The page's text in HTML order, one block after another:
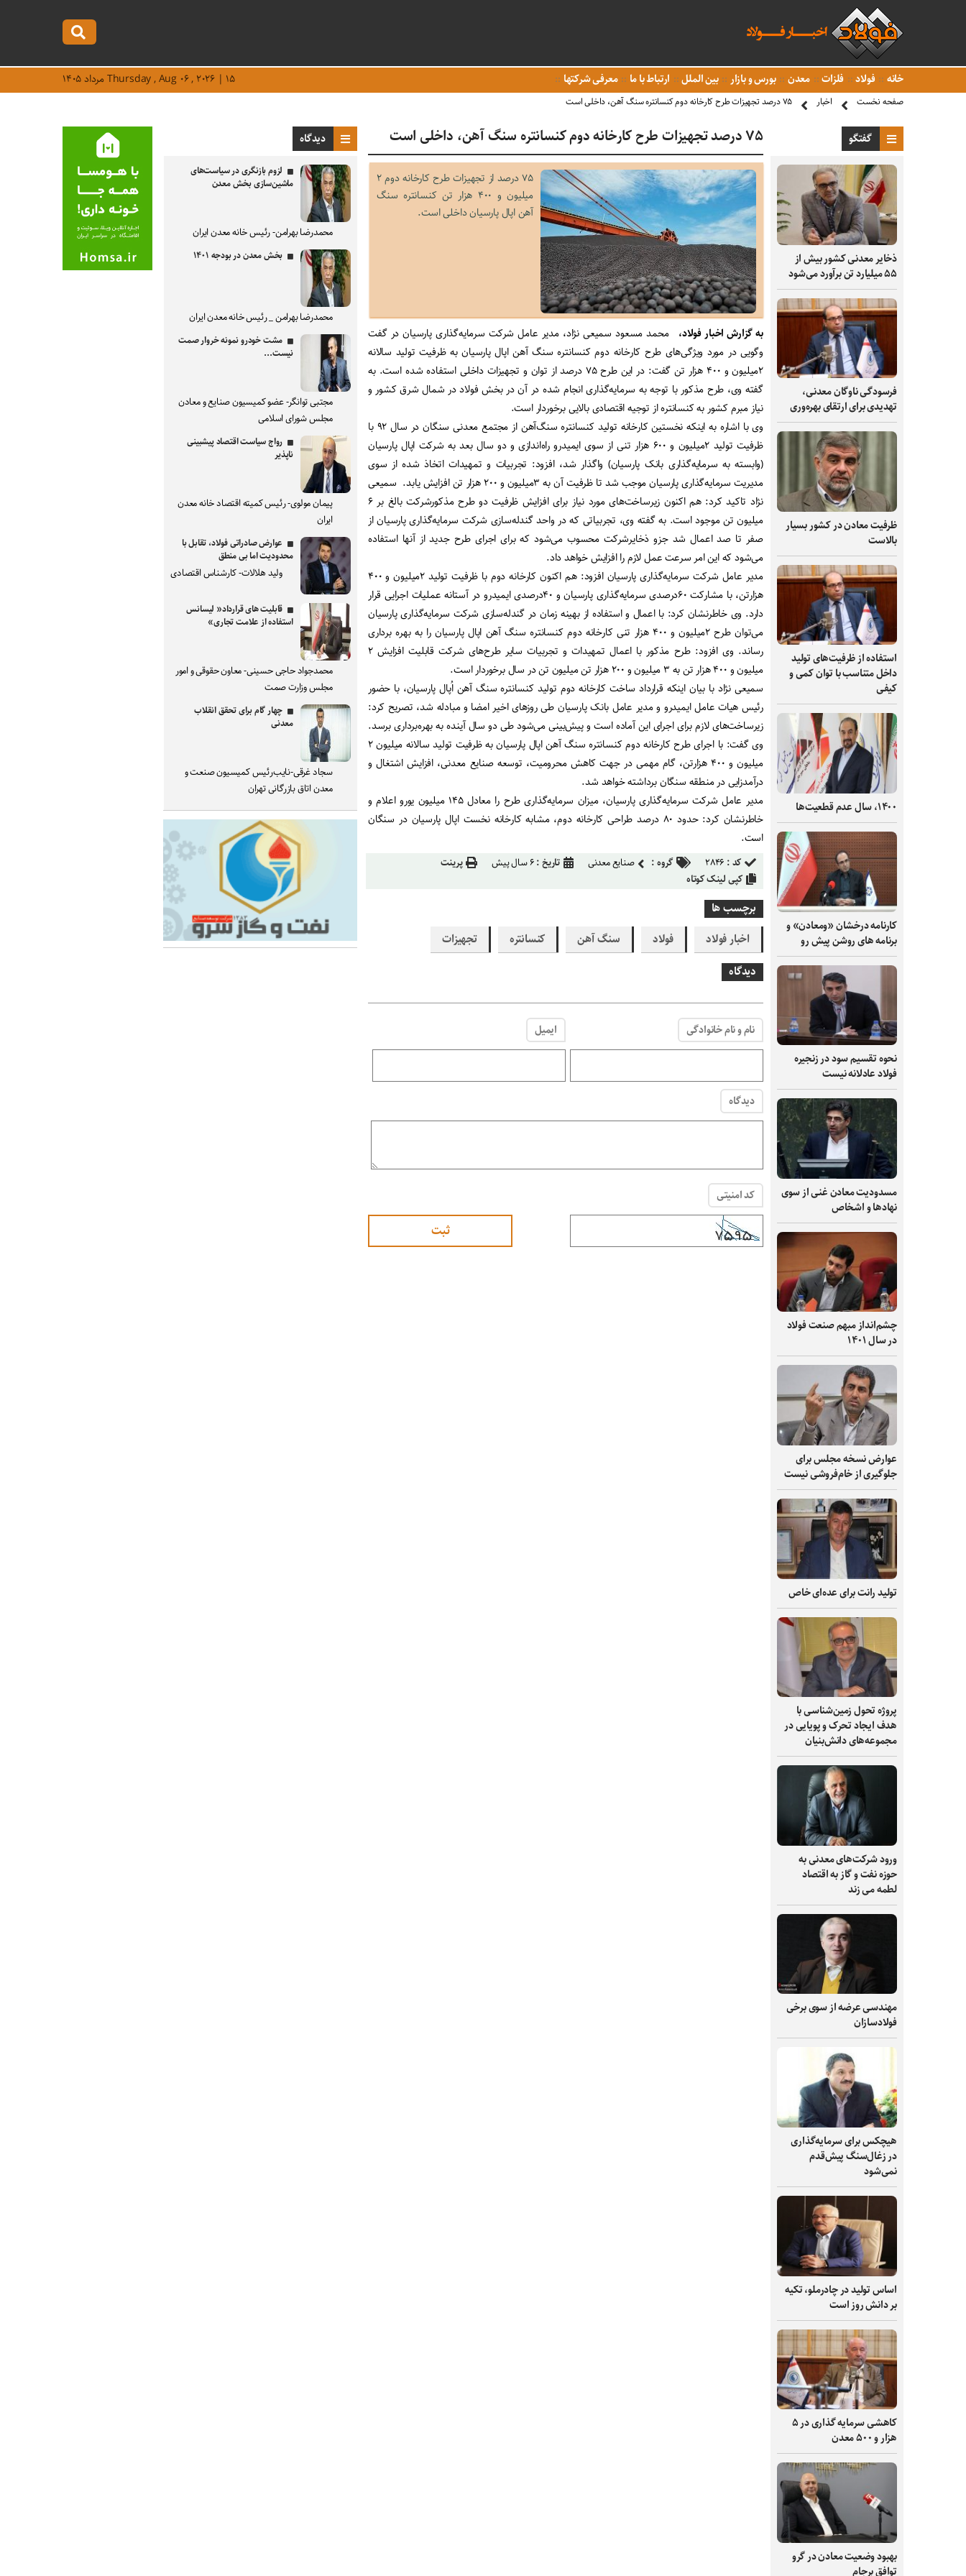
خانه فولاد فلزات معدن بورس و بازار بین الملل ارتباط با ما معرفی شرکتها Thursday , Aug ۰۶ , ۲۰۲۶ | ۱۵ مرداد ۱۴۰۵
صفحه نخست اخبار ۷۵ درصد تجهیزات طرح کارخانه دوم کنسانتره سنگ آهن، داخلی است
گفتگو
ذخایر معدنی کشور بیش از
۵۵ میلیارد تن برآورد می‌شود
فرسودگی ناوگان معدنی،
تهدیدی برای ارتقای بهره‌وری
ظرفیت‌ معادن در کشور بسیار
بالاست
استفاده از ظرفیت‌های تولید
داخل متناسب با توان کمی و
کیفی
۱۴۰۰، سال عدم قطعیت‌ها
کارنامه درخشان «ومعادن» و
برنامه های روشن پیش رو
نحوه تقسیم سود در زنجیره
فولاد عادلانه نیست
مسدودیت معادن غنی از سوی
نهادها و اشخاص
چشم‌انداز مبهم صنعت فولاد
در سال ۱۴۰۱
عوارض نسخه مجلس برای
جلوگیری از خام‌فروشی نیست
تولید رانت برای عده‌ای خاص
پروژه تحول زمین‌شناسی با
هدف ایجاد تحرک و پویایی در
مجموعه‌های دانش‌بنیان
ورود شرکت‌های معدنی به
حوزه نفت و گاز به اقتصاد
لطمه می زند
مهندسی عرضه از سوی برخی
فولادسازان
هیچکس برای سرمایه‌گذاری
در زغال‌سنگ پیش‌قدم
نمی‌شود
اساس تولید در چادرملو، تکیه
بر دانش‌ روز است
کاهشی سرمایه گذاری در ۵
هزار و ۵۰۰ معدن
بهبود وضعیت معادن در گرو
توافق برجام
۷۵ درصد تجهیزات طرح کارخانه دوم کنسانتره سنگ آهن، داخلی است
۷۵ درصد از تجهیزات طرح کارخانه دوم ۲
میلیون و ۴۰۰ هزار تن کنسانتره سنگ
آهن اپال پارسیان داخلی است.
به گزارش اخبار فولاد، محمد مسعود سمیعی نژاد، مدیر عامل شرکت سرمایه‌گذاری پارسیان در گفت
وگویی در مورد ویژگی‌های طرح کارخانه دوم کنسانتره سنگ آهن اپال پارسیان به ظرفیت تولید سالانه
۲میلیون و ۴۰۰ هزار تن گفت: در این طرح ۷۵ درصد از توان و تجهیزات داخلی استفاده شده است. به
گفته وی، طرح مذکور با توجه به سرمایه‌گذاری انجام شده در آن در بخش فولاد در شمال شرق کشور و
نیاز مبرم کشور به کنسانتره از توجیه اقتصادی بالایی برخوردار است.
وی با اشاره به اینکه نخستین کارخانه تولید کنسانتره سنگ‌آهن از مجتمع معدنی سنگان در سال ۹۲ با
ظرفیت تولید ۲میلیون و ۶۰۰ هزار تنی از سوی ایمیدرو راه‌اندازی و دو سال بعد به شرکت اپال پارسیان
(وابسته به سرمایه‌گذاری بانک پارسیان) واگذار شد، افزود: تجربیات و تمهیدات اتخاذ شده از سوی
مدیریت سرمایه‌گذاری پارسیان موجب شد تا ظرفیت آن به ۳میلیون و ۲۰۰ هزار تن افزایش یابد. سمیعی
نژاد تاکید کرد: هم اکنون زیرساخت‌های مورد نیاز برای افزایش ظرفیت دو طرح مذکورشرکت بالغ بر ۶
میلیون تن موجود است. به گفته وی، تجربیاتی که در واحد گندله‌سازی شرکت سرمایه‌گذاری پارسیان از
صفر تا صد اعمال شد جزو ذخایرشرکت محسوب می‌شود که برای اجرای طرح جدید از آنها استفاده
می‌شود که این امر سرعت عمل لازم را افزایش خواهد داد.
مدیر عامل شرکت سرمایه‌گذاری پارسیان افزود: هم اکنون کارخانه دوم با ظرفیت تولید ۲میلیون و ۴۰۰
هزارتن، با مشارکت ۶۰درصدی سرمایه‌گذاری پارسیان و ۴۰درصدی ایمیدرو در آستانه عملیات اجرایی قرار
دارد. وی خاطرنشان کرد: با اعمال و استفاده از بهینه زمان در گندله‌سازی شرکت سرمایه‌گذاری پارسیان
می‌توان طرح ۲میلیون و ۴۰۰ هزار تنی کارخانه دوم کنسانتره سنگ آهن اپال پارسیان را به بهره برداری
رساند. وی افزود: طرح مذکور با اعمال تمهیدات و تجربیات سایر طرح‌های شرکت قابلیت افزایش ۲
میلیون و ۴۰۰ هزار تن به ۳ میلیون و ۲۰۰ هزار تن میلیون تن در سال برخوردار است.
سمیعی نژاد با بیان اینکه قرارداد ساخت کارخانه دوم تولید کنسانتره سنگ آهن اُپال پارسیان، با حضور
رئیس هیات عامل ایمیدرو و مدیر عامل بانک پارسیان طی روز‌های اخیر امضا و مبادله شد، تصریح کرد:
زیرساخت‌های لازم برای اجرای این آماده است و پیش‌بینی می‌شود طی دو سال آینده به بهره‌برداری برسد.
وی گفت: با اجرای طرح کارخانه دوم کنسانتره سنگ آهن اپال پارسیان به ظرفیت تولید سالانه میلیون ۲
میلیون و ۴۰۰ هزارتن، گام مهمی در جهت کاهش محرومیت،‌ توسعه صنایع معدنی،‌ افزایش اشتغال و
درآمدزایی در منطقه سنگان برداشته خواهد شد.
مدیر عامل شرکت سرمایه‌گذاری پارسیان، میزان سرمایه‌گذاری طرح را معادل ۱۴۵ میلیون یورو اعلام و
خاطرنشان کرد: حدود ۸۰ درصد طراحی کارخانه دوم، مشابه کارخانه نخست اپال پارسیان در سنگان
است.
کد : ۲۸۴۶ گروه : صنایع معدنی تاریخ :۶ سال پیش
پرینت
کپی لینک کوتاه
برچسب ها
اخبار فولاد
فولاد سنگ آهن کنسانتره
تجهیزات
دیدگاه
نام و نام خانوادگی ایمیل
دیدگاه
کد امنیتی
دیدگاه
لزوم بازنگری در سیاست‌های
ماشین‌سازی بخش معدن
محمدرضا بهرامن- رئیس خانه معدن ایران
بخش معدن در بودجه ۱۴۰۱
محمدرضا بهرامن _ رئیس خانه معدن ایران
مشت خودرو نمونه خروار صمت
نیست...
مجتبی توانگر- عضو کمیسیون صنایع و معادن
مجلس شورای اسلامی
رواج سیاست اقتصاد پیشبینی
ناپذیر
پیمان مولوی- رئیس کمیته اقتصاد خانه معدن
ایران
عوارض صادراتی فولاد، تقابل با
محدودیت اما بی منطق
ولید هلالات- کارشناس اقتصادی
قابلیت های قرارداد« لیسانس
استفاده از علامت تجاری»
محمدجواد حاجی حسینی- معاون حقوقی و امور
مجلس وزارت صمت
چهار گام برای تحقق انقلاب
معدنی
سجاد غرقی-نایب‌رئیس کمیسیون صنعت و
معدن اتاق بازرگانی تهران